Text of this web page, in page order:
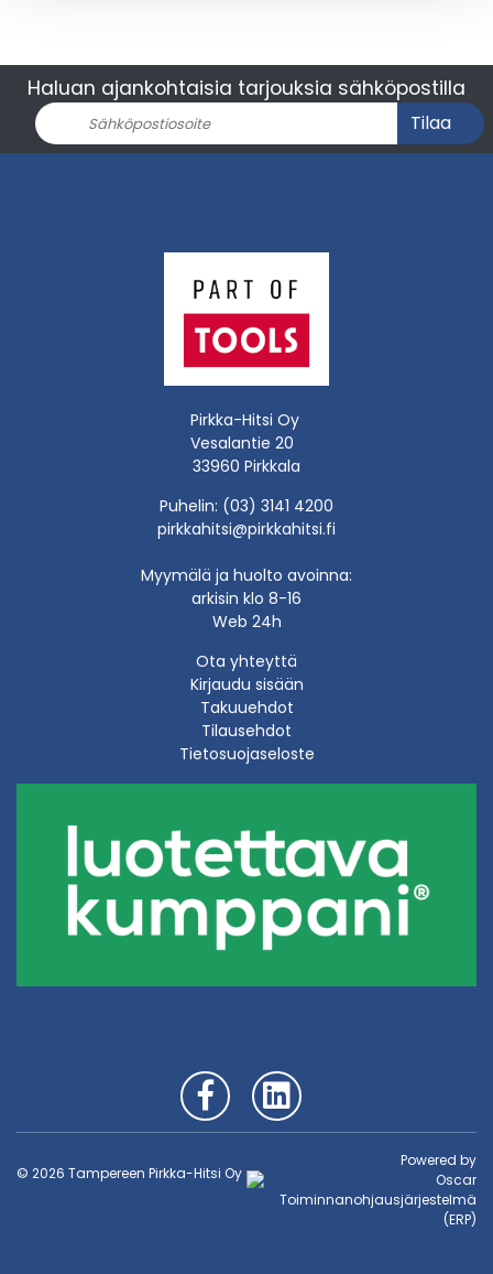
Haluan ajankohtaisia tarjouksia sähköpostilla
Tilaa
Pirkka-Hitsi Oy
Vesalantie 20
33960 Pirkkala
Puhelin: (03) 3141 4200
pirkkahitsi@pirkkahitsi.fi
Myymälä ja huolto avoinna:
arkisin klo 8-16
Web 24h
Ota yhteyttä
Kirjaudu sisään
Takuuehdot
Tilausehdot
Tietosuojaseloste
© 2026 Tampereen Pirkka-Hitsi Oy
Powered by